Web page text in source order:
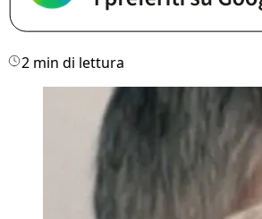
2 min di lettura